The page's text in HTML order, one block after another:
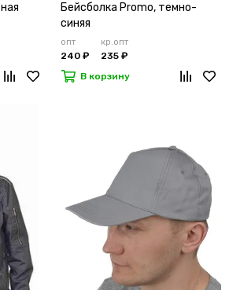
Бейсболка Promo, темно-
синяя
опт
240 ₽
кр.опт
235 ₽
В корзину